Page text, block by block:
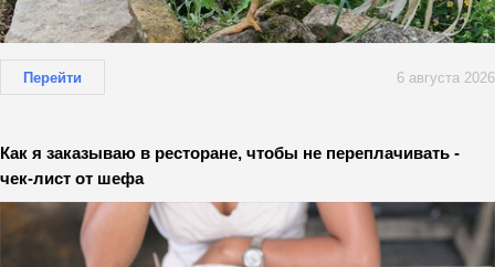
Перейти 6 августа 2026
Как я заказываю в ресторане, чтобы не переплачивать -
чек-лист от шефа